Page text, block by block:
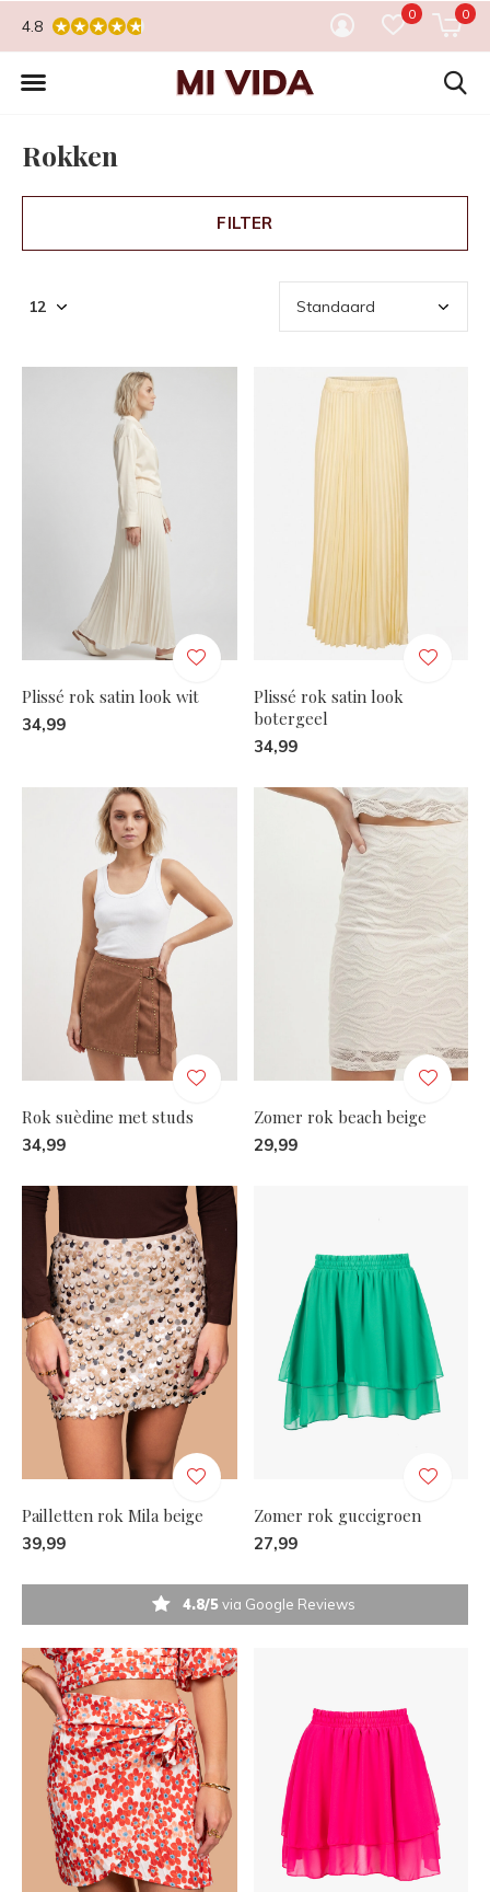
0 0
4.8
Rokken
FILTER
Plissé rok satin look wit
34,99
Plissé rok satin look
botergeel
34,99
Rok suèdine met studs
34,99
Zomer rok beach beige
29,99
Pailletten rok Mila beige
39,99
Zomer rok guccigroen
27,99
4.8/5via Google Reviews